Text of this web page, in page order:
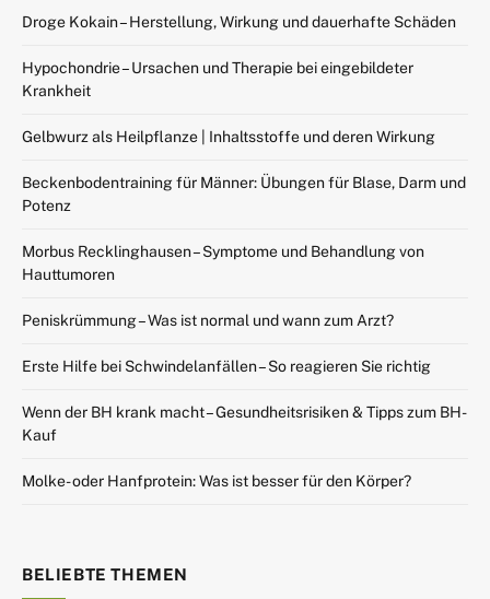
Droge Kokain – Herstellung, Wirkung und dauerhafte Schäden
Hypochondrie – Ursachen und Therapie bei eingebildeter
Krankheit
Gelbwurz als Heilpflanze | Inhaltsstoffe und deren Wirkung
Beckenbodentraining für Männer: Übungen für Blase, Darm und
Potenz
Morbus Recklinghausen – Symptome und Behandlung von
Hauttumoren
Peniskrümmung – Was ist normal und wann zum Arzt?
Erste Hilfe bei Schwindelanfällen – So reagieren Sie richtig
Wenn der BH krank macht – Gesundheitsrisiken & Tipps zum BH-
Kauf
Molke- oder Hanfprotein: Was ist besser für den Körper?
BELIEBTE THEMEN